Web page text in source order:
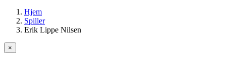
Hjem
Spiller
Erik Lippe Nilsen
×